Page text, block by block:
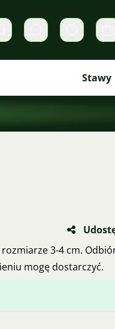
Prywatne
Stawy
3-4 cm.
mogę dostarczyć.